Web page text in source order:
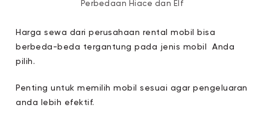
Perbedaan Hiace dan Elf
Harga sewa dari perusahaan rental mobil bisa
berbeda-beda tergantung pada jenis mobil Anda
pilih.
Penting untuk memilih mobil sesuai agar pengeluaran
anda lebih efektif.